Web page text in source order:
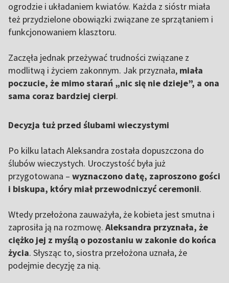
ogrodzie i układaniem kwiatów. Każda z sióstr miała
też przydzielone obowiązki związane ze sprzątaniem i
funkcjonowaniem klasztoru.
Zaczęła jednak przeżywać trudności związane z
modlitwą i życiem zakonnym. Jak przyznała, miała
poczucie, że mimo starań „nic się nie dzieje”, a ona
sama coraz bardziej cierpi.
Decyzja tuż przed ślubami wieczystymi
Po kilku latach Aleksandra została dopuszczona do
ślubów wieczystych. Uroczystość była już
przygotowana – wyznaczono datę, zaproszono gości
i biskupa, który miał przewodniczyć ceremonii.
Wtedy przełożona zauważyła, że kobieta jest smutna i
zaprosiła ją na rozmowę. Aleksandra przyznała, że
ciężko jej z myślą o pozostaniu w zakonie do końca
życia. Słysząc to, siostra przełożona uznała, że
podejmie decyzję za nią.